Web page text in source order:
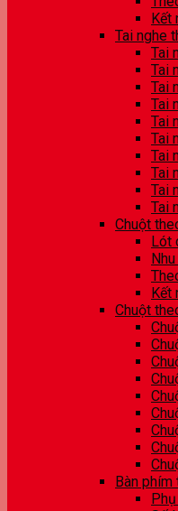
Kết
Tai nghe
Tai
Tai
Tai
Tai
Tai
Tai
Tai
Tai
Tai
Tai
Chuột
Lót
Kết
Chuột
Bàn phím